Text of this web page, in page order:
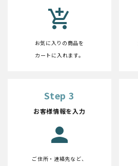
add_shopping_cart
お気に入りの商品を
カートに入れます。
Step 3
お客様情報を入力
person
ご住所・連絡先など、